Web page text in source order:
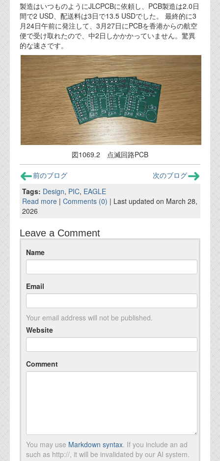
テクノロジ
外部投稿記事
ブログテーマ
技術文書
ご希望の方は、お問い合わせページから
資料閲覧パスワードをお問い合わせ頂き
ログインをお願い致します。アカウント
名は"opendocument"です。
機能安全用語集
お問い合わせ
FAQ
お問い合わせフォーム
製造はいつものようにJLCPCBに依頼し、PCB製造は2.0日
間で2 USD、配送料は3日で13.5 USDでした。 最終的に3
月24日午前に発注して、3月27日にPCBを香港からの航空
便で受け取れたので、中2日しかかかっていません。驚異
的な速さです。
図1069.2 点滅回路PCB
前のブログ
次のブログ
Tags: Design, PIC, EAGLE
Read more | Comments (0) | Last updated on March 28,
2026
Leave a Comment
Name
Email
Your email address will not be published.
Website
Comment
You may use Markdown syntax. If you include an ad
such as http://, it will be invalidated by our AI system.